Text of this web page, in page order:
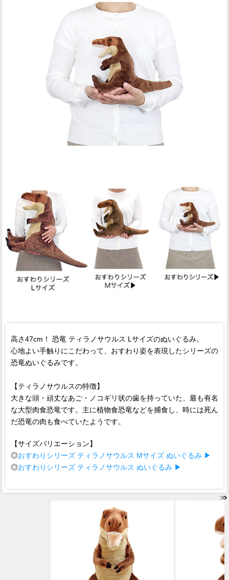
高さ47cm！ 恐竜 ティラノサウルス Lサイズのぬいぐるみ。
心地よい手触りにこだわって、おすわり姿を表現したシリーズの
恐竜ぬいぐるみです。
【ティラノサウルスの特徴】
大きな頭・頑丈なあご・ノコギリ状の歯を持っていた、最も有名
な大型肉食恐竜です。主に植物食恐竜などを捕食し、時には死ん
だ恐竜の肉も食べていたようです。
【サイズバリエーション】
◎おすわりシリーズ ティラノサウルス Mサイズ ぬいぐるみ ▶
◎おすわりシリーズ ティラノサウルス ぬいぐるみ ▶